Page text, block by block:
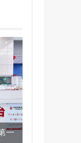
一